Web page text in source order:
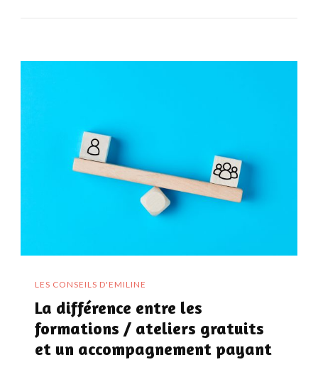
LES CONSEILS D'EMILINE
La différence entre les
formations / ateliers gratuits
et un accompagnement payant